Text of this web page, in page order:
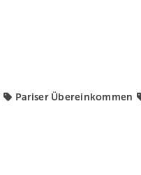
Pariser Übereinkommen